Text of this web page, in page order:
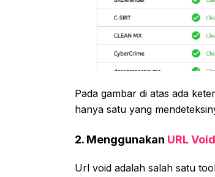
Pada gambar di atas ada
hanya satu yang
2. Menggunakan URL Void
Url void adalah salah satu